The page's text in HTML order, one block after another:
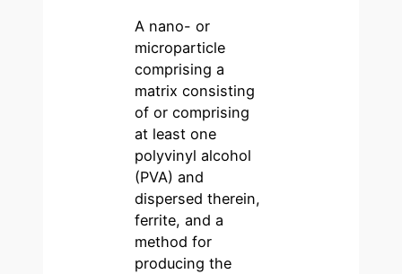
A nano- or
microparticle
comprising a
matrix consisting
of or comprising
at least one
polyvinyl alcohol
(PVA) and
dispersed therein,
ferrite, and a
method for
producing the